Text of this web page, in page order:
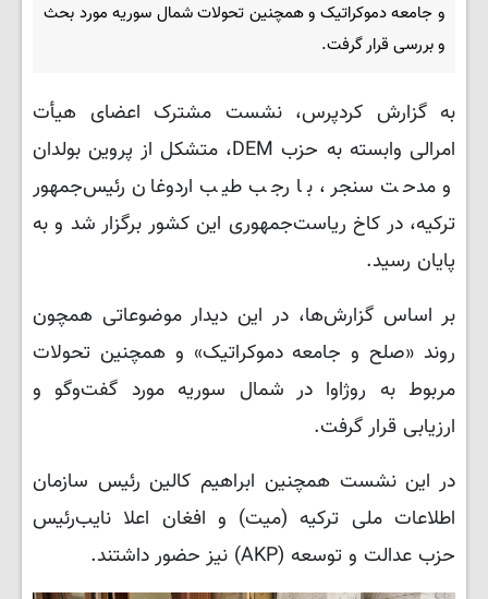
و جامعه دموکراتیک و همچنین تحولات شمال سوریه مورد بحث
و بررسی قرار گرفت.
به گزارش کردپرس، نشست مشترک اعضای هیأت
امرالی وابسته به حزب DEM، متشکل از پروین بولدان
و مدحت سنجر، با رجب طیب اردوغان رئیس‌جمهور
ترکیه، در کاخ ریاست‌جمهوری این کشور برگزار شد و به
پایان رسید.
بر اساس گزارش‌ها، در این دیدار موضوعاتی همچون
روند «صلح و جامعه دموکراتیک» و همچنین تحولات
مربوط به روژاوا در شمال سوریه مورد گفت‌وگو و
ارزیابی قرار گرفت.
در این نشست همچنین ابراهیم کالین رئیس سازمان
اطلاعات ملی ترکیه (میت) و افغان اعلا نایب‌رئیس
حزب عدالت و توسعه (AKP) نیز حضور داشتند.